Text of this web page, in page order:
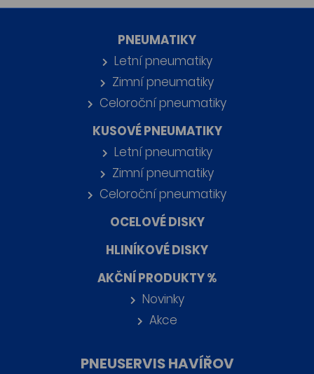
PNEUMATIKY
Letní pneumatiky
Zimní pneumatiky
Celoroční pneumatiky
KUSOVÉ PNEUMATIKY
Letní pneumatiky
Zimní pneumatiky
Celoroční pneumatiky
OCELOVÉ DISKY
HLINÍKOVÉ DISKY
AKČNÍ PRODUKTY %
Novinky
Akce
PNEUSERVIS HAVÍŘOV